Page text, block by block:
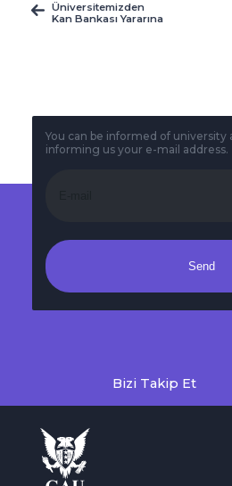
Üniversitemizden
Kan Bankası Yararına
You can be informed of
informing us your e-mail address.
Send
Bizi Takip Et